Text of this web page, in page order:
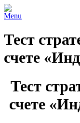
Menu
Тест
счете
Тест
счете